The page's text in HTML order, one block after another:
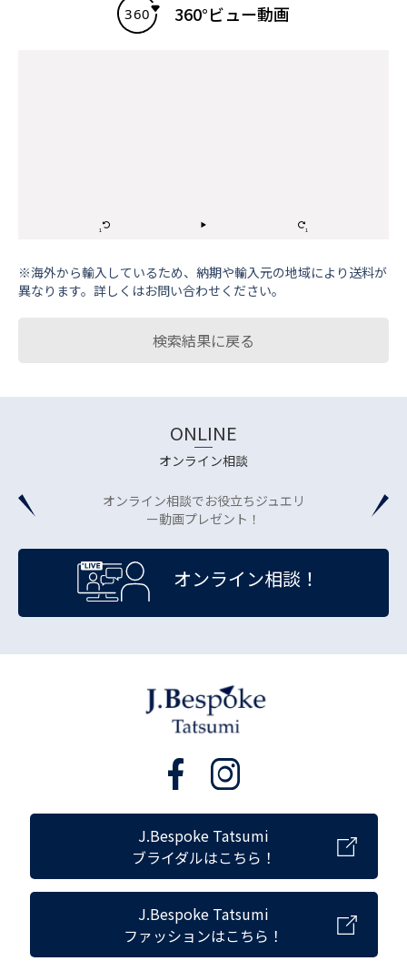
360°ビュー動画
※海外から輸⼊しているため、納期や輸⼊元の地域により送料が
異なります。詳しくはお問い合わせください。
検索結果に戻る
ONLINE
オンライン相談
オンライン相談でお役立ちジュエリ
ー動画プレゼント！
オンライン相談！
J.Bespoke Tatsumi
ブライダルはこちら！
J.Bespoke Tatsumi
ファッションはこちら！